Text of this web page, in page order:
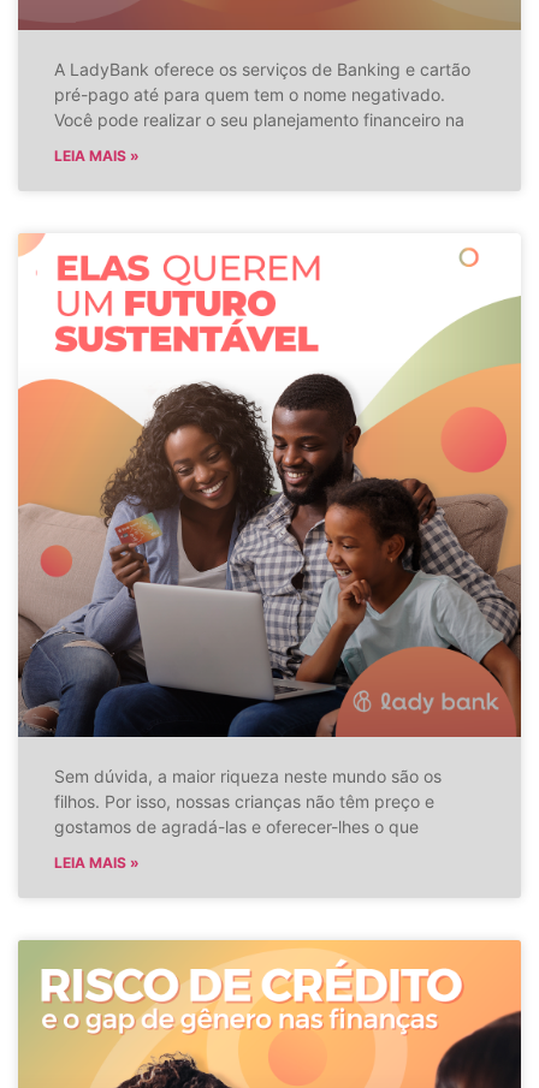
A LadyBank oferece os serviços de Banking e cartão
pré-pago até para quem tem o nome negativado.
Você pode realizar o seu planejamento financeiro na
LEIA MAIS »
Sem dúvida, a maior riqueza neste mundo são os
filhos. Por isso, nossas crianças não têm preço e
gostamos de agradá-las e oferecer-lhes o que
LEIA MAIS »